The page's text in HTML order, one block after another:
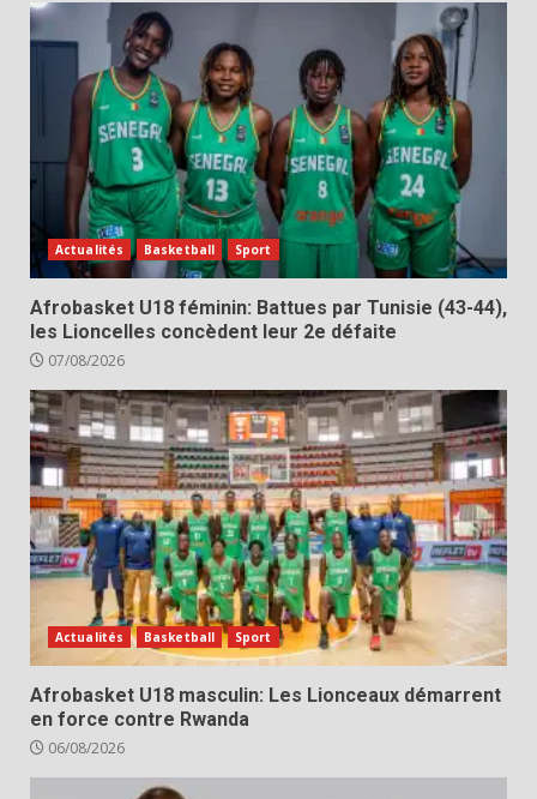
Actualités Basketball Sport
Afrobasket U18 féminin: Battues par Tunisie (43-44),
les Lioncelles concèdent leur 2e défaite
07/08/2026
Actualités Basketball Sport
Afrobasket U18 masculin: Les Lionceaux démarrent
en force contre Rwanda
06/08/2026